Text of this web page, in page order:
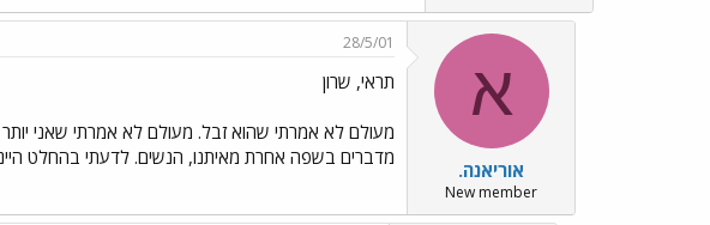
א
אוריאנה.
New member
28/5/01
תראי, שרון
מעולם לא אמרתי שהוא זבל. מעולם לא אמרתי שאני יותר
מדברים בשפה אחרת מאיתנו, הנשים. לדעתי בהחלט